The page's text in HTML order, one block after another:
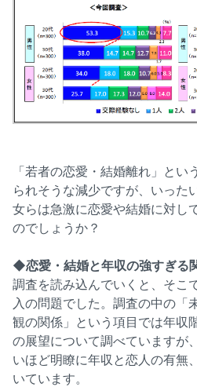
「若者の恋愛・結婚離れ」とい
られそうな減少ですが、いった
女らは急激に恋愛や結婚に対し
のでしょうか？
◆恋愛・結婚と年収の強すぎる
調査を読み込んでいくと、そこ
入の問題でした。調査の中の「
観の関係」という項目では年収
の展望について調べていますが
いほど明瞭に年収と恋人の有無
いています。